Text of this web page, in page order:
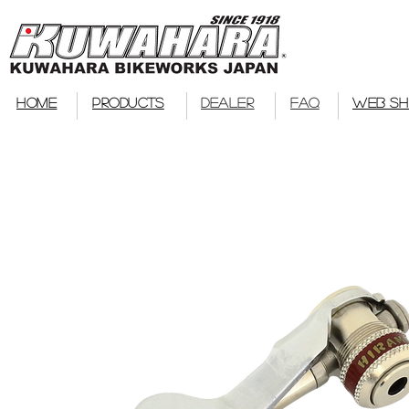
HOME PRODUCTS DEALER FAQ WEB